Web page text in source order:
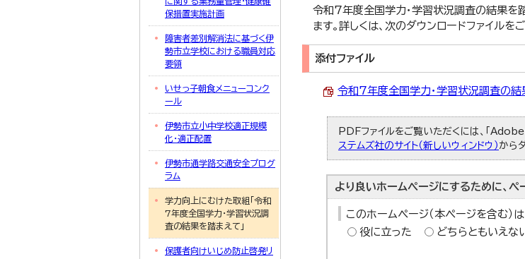
令和7年度全国学力・学習状況調査の結果を
ます。詳しくは、次のダウンロードファイルを
添付ファイル
令和7年度全国学力・学習状況調査
PDFファイルをご覧いただくには、「Adobe
ステムズ社のサイト（新しいウィンドウ） から
より良いホームページにするために、ペ
このホームページ（本ページを含む）
役に立った
どちらともいえな
保措置実施計画
障害者差別解消法に基づく伊
勢市立学校における職員対応
要領
いせっ子朝食メニューコンク
ール
伊勢市立小中学校適正規模
化・適正配置
伊勢市通学路交通安全プログ
ラム
学力向上にむけた取組「令和
7年度全国学力・学習状況調
査の結果を踏まえて」
保護者向けいじめ防止啓発リ